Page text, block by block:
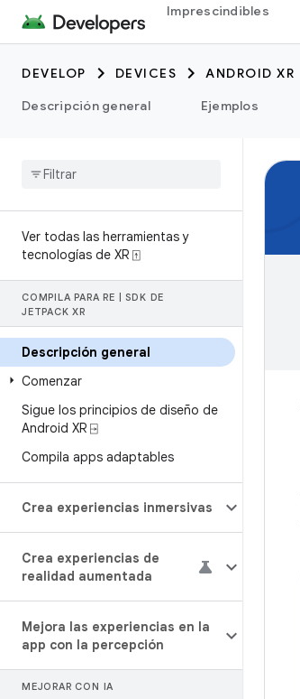
Imprescindibles
DEVELOP DEVICES ANDROID XR
Descripción general
Ejemplos
Ver todas las herramientas y
tecnologías de XR ⍐
COMPILA PARA RE
SDK DE
JETPACK XR
Descripción general
Comenzar
Sigue los principios de diseño de
Android XR ⍈
Compila apps adaptables
Crea experiencias inmersivas
Crea experiencias de
realidad aumentada
Mejora las experiencias en la
app con la percepción
MEJORAR CON IA